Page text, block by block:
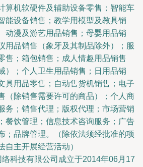
算机软硬件及辅助设备零售；智能车
能设备销售；教学用模型及教具销
动漫及游艺用品销售；母婴用品销
用品销售（象牙及其制品除外）；服
售；箱包销售；成人情趣用品销售
）；个人卫生用品销售；日用品销
具用品零售；自动售货机销售；电子
（除销售需要许可的商品）；个人商
务；销售代理；版权代理；市场营销
餐饮管理；信息技术咨询服务；广告
；品牌管理。（除依法须经批准的项
自主开展经营活动）
络科技有限公司成立于2014年06月17